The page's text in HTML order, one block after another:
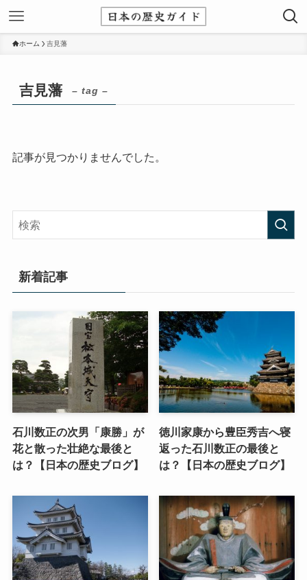
ホーム 吉見藩
吉見藩 – tag –
記事が見つかりませんでした。
新着記事
石川数正の次男「康勝」が
花と散った壮絶な最後と
は？【日本の歴史ブログ】
徳川家康から豊臣秀吉へ寝
返った石川数正の最後と
は？【日本の歴史ブログ】